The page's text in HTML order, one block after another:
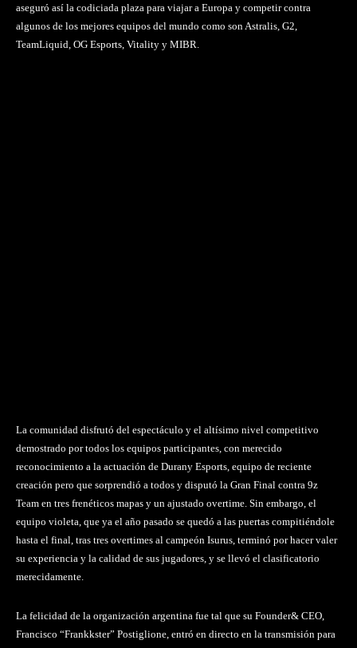
aseguró así la codiciada plaza para viajar a Europa y competir contra
algunos de los mejores equipos del mundo como son Astralis, G2,
TeamLiquid, OG Esports, Vitality y MIBR.
La comunidad disfrutó del espectáculo y el altísimo nivel competitivo
demostrado por todos los equipos participantes, con merecido
reconocimiento a la actuación de Durany Esports, equipo de reciente
creación pero que sorprendió a todos y disputó la Gran Final contra 9z
Team en tres frenéticos mapas y un ajustado overtime. Sin embargo, el
equipo violeta, que ya el año pasado se quedó a las puertas compitiéndole
hasta el final, tras tres overtimes al campeón Isurus, terminó por hacer valer
su experiencia y la calidad de sus jugadores, y se llevó el clasificatorio
merecidamente.
La felicidad de la organización argentina fue tal que su Founder& CEO,
Francisco “Frankkster” Postiglione, entró en directo en la transmisión para